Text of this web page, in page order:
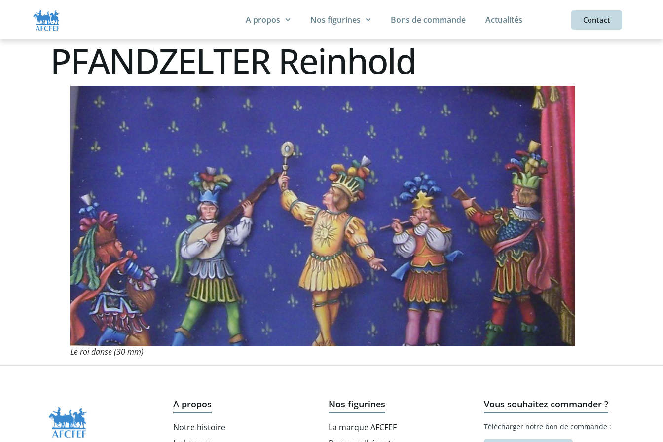
A propos Nos figurines Bons de commande Actualités Contact
PFANDZELTER Reinhold
Le roi danse (30 mm)
A propos
Notre histoire
Nos figurines
La marque AFCFEF
Vous souhaitez commander ?
Télécharger notre bon de commande :